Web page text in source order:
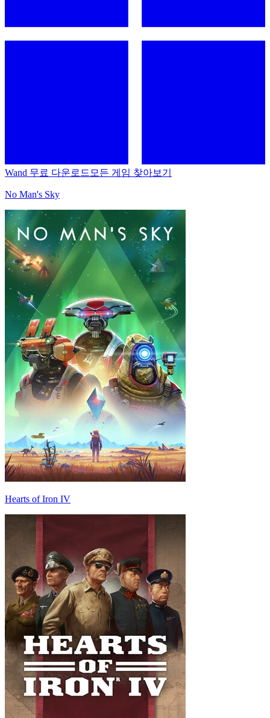
Wand 무료 다운로드 모든 게임 찾아보기
No Man's Sky
Hearts of Iron IV